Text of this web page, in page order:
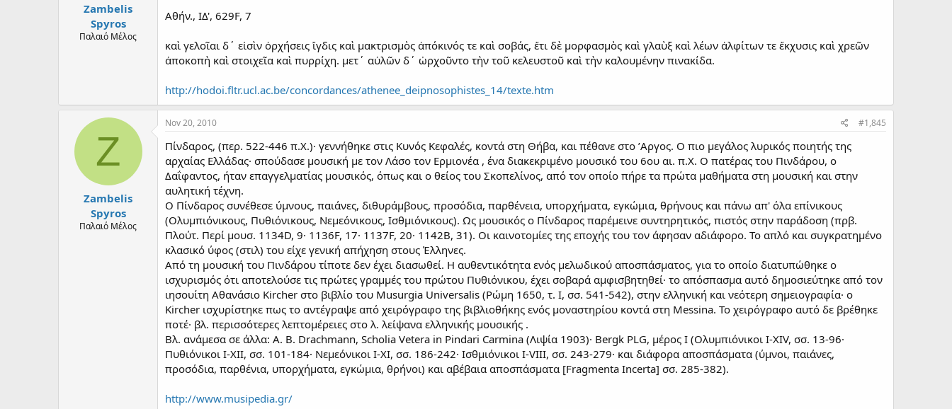
Zambelis
Spyros
Παλαιό Μέλος
Αθήν., ΙΔ', 629F, 7
καὶ γελοῖαι δ΄ εἰσὶν ὀρχήσεις ἴγδις καὶ μακτρισμὸς ἀπόκινός τε καὶ σοβάς, ἔτι δὲ μορφασμὸς καὶ γλαὺξ καὶ λέων ἀλφίτων τε ἔκχυσις καὶ χρεῶν
ἀποκοπὴ καὶ στοιχεῖα καὶ πυρρίχη. μετ΄ αὐλῶν δ΄ ὠρχοῦντο τὴν τοῦ κελευστοῦ καὶ τὴν καλουμένην πινακίδα.
http://hodoi.fltr.ucl.ac.be/concordances/athenee_deipnosophistes_14/texte.htm
Z
Zambelis
Spyros
Παλαιό Μέλος
Nov 20, 2010 #1,845
Πίνδαρος, (περ. 522-446 π.Χ.)· γεννήθηκε στις Κυνός Κεφαλές, κοντά στη Θήβα, και πέθανε στο ’Aργος. Ο πιο μεγάλος λυρικός ποιητής της
αρχαίας Ελλάδας· σπούδασε μουσική με τον Λάσο τον Ερμιονέα , ένα διακεκριμένο μουσικό του 6ου αι. π.Χ. Ο πατέρας του Πινδάρου, ο
Δαΐφαντος, ήταν επαγγελματίας μουσικός, όπως και ο θείος του Σκοπελίνος, από τον οποίο πήρε τα πρώτα μαθήματα στη μουσική και στην
αυλητική τέχνη.
Ο Πίνδαρος συνέθεσε ύμνους, παιάνες, διθυράμβους, προσόδια, παρθένεια, υπορχήματα, εγκώμια, θρήνους και πάνω απ' όλα επίνικους
(Ολυμπιόνικους, Πυθιόνικους, Νεμεόνικους, Ισθμιόνικους). Ως μουσικός ο Πίνδαρος παρέμεινε συντηρητικός, πιστός στην παράδοση (πρβ.
Πλούτ. Περί μουσ. 1134D, 9· 1136F, 17· 1137F, 20· 1142Β, 31). Οι καινοτομίες της εποχής του τον άφησαν αδιάφορο. Το απλό και συγκρατημένο
κλασικό ύφος (στιλ) του είχε γενική απήχηση στους Έλληνες.
Από τη μουσική του Πινδάρου τίποτε δεν έχει διασωθεί. Η αυθεντικότητα ενός μελωδικού αποσπάσματος, για το οποίο διατυπώθηκε ο
ισχυρισμός ότι αποτελούσε τις πρώτες γραμμές του πρώτου Πυθιόνικου, έχει σοβαρά αμφισβητηθεί· το απόσπασμα αυτό δημοσιεύτηκε από τον
ιησουίτη Αθανάσιο Kircher στο βιβλίο του Musurgia Universalis (Ρώμη 1650, τ. Ι, σσ. 541-542), στην ελληνική και νεότερη σημειογραφία· ο
Kircher ισχυρίστηκε πως το αντέγραψε από χειρόγραφο της βιβλιοθήκης ενός μοναστηρίου κοντά στη Messina. To χειρόγραφο αυτό δε βρέθηκε
ποτέ· βλ. περισσότερες λεπτομέρειες στο λ. λείψανα ελληνικής μουσικής .
Βλ. ανάμεσα σε άλλα: Α. Β. Drachmann, Scholia Vetera in Pindari Carmina (Λιψία 1903)· Bergk PLG, μέρος Ι (Ολυμπιόνικοι I-XIV, σσ. 13-96·
Πυθιόνικοι Ι-ΧΙΙ, σσ. 101-184· Νεμεόνικοι Ι-ΧΙ, σσ. 186-242· Ισθμιόνικοι Ι-VIII, σσ. 243-279· και διάφορα αποσπάσματα (ύμνοι, παιάνες,
προσόδια, παρθένια, υπορχήματα, εγκώμια, θρήνοι) και αβέβαια αποσπάσματα [Fragmenta Incerta] σσ. 285-382).
http://www.musipedia.gr/